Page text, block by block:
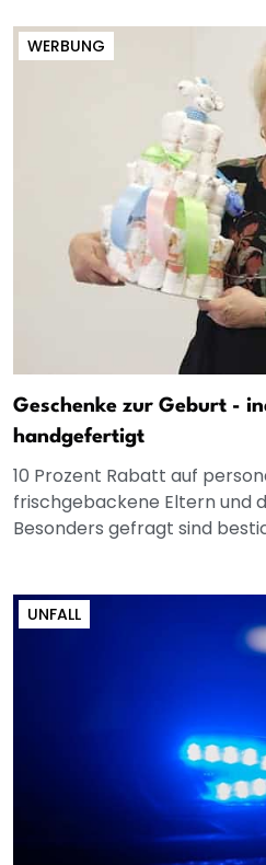
WERBUNG
Geschenke zur Geburt -
handgefertigt
10 Prozent Rabatt auf
frischgebackene Eltern und
Besonders gefragt sind
UNFALL